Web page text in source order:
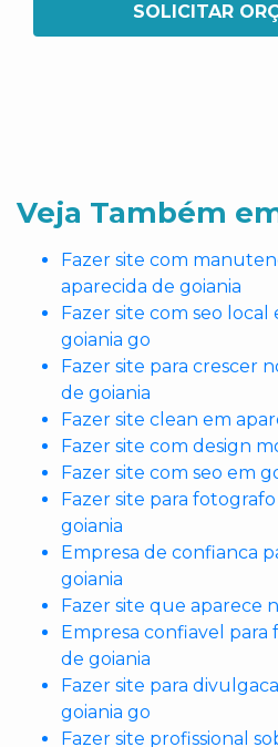
SOLICITAR
Veja Também
Fazer site com
aparecida de goiania
Fazer site com seo local
goiania go
Fazer site para crescer
de goiania
Fazer site clean em
Fazer site com design
Fazer site com seo em
Fazer site para
goiania
Empresa de confianca
goiania
Fazer site que aparece
Empresa confiavel para
de goiania
Fazer site para
goiania go
Fazer site profissional